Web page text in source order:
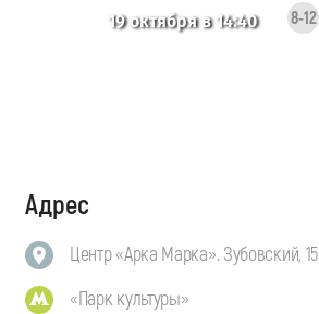
19 октября в 14:40 8-12
Адрес
Центр «Арка Марка». Зубовский, 15
«Парк культуры»